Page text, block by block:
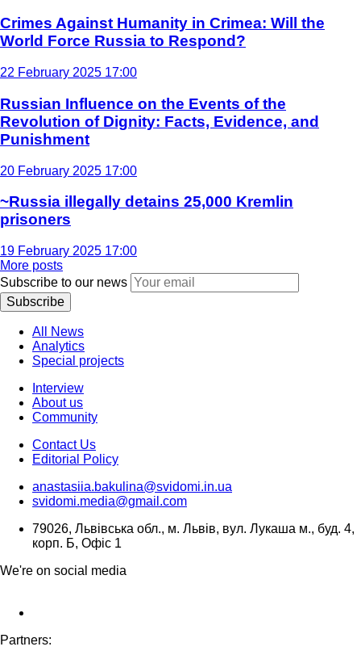
Crimes Against Humanity in Crimea: Will the
World Force Russia to Respond?
22 February 2025 17:00
Russian Influence on the Events of the
Revolution of Dignity: Facts, Evidence, and
Punishment
20 February 2025 17:00
~Russia illegally detains 25,000 Kremlin
prisoners
19 February 2025 17:00
More posts
Subscribe to our news
Subscribe
All News
Analytics
Special projects
Interview
About us
Community
Contact Us
Editorial Policy
anastasiia.bakulina@svidomi.in.ua
svidomi.media@gmail.com
79026, Львівська обл., м. Львів, вул. Лукаша м., буд. 4,
корп. Б, Офіс 1
We're on social media
Partners: